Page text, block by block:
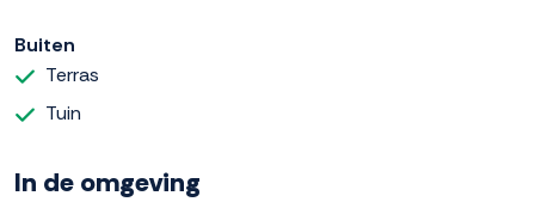
Buiten
Terras
Tuin
In de omgeving